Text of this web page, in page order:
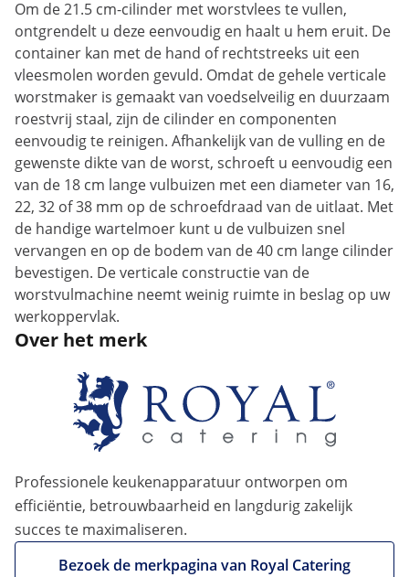
Om de 21.5 cm-cilinder met worstvlees te vullen,
ontgrendelt u deze eenvoudig en haalt u hem eruit. De
container kan met de hand of rechtstreeks uit een
vleesmolen worden gevuld. Omdat de gehele verticale
worstmaker is gemaakt van voedselveilig en duurzaam
roestvrij staal, zijn de cilinder en componenten
eenvoudig te reinigen. Afhankelijk van de vulling en de
gewenste dikte van de worst, schroeft u eenvoudig een
van de 18 cm lange vulbuizen met een diameter van 16,
22, 32 of 38 mm op de schroefdraad van de uitlaat. Met
de handige wartelmoer kunt u de vulbuizen snel
vervangen en op de bodem van de 40 cm lange cilinder
bevestigen. De verticale constructie van de
worstvulmachine neemt weinig ruimte in beslag op uw
werkoppervlak.
Over het merk
Professionele keukenapparatuur ontworpen om
efficiëntie, betrouwbaarheid en langdurig zakelijk
succes te maximaliseren.
Bezoek de merkpagina van Royal Catering